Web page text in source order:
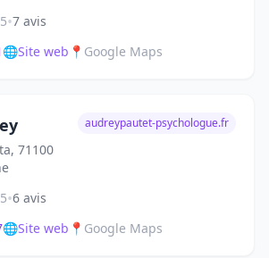
•7 avis
🌐Site web 📍 Google Maps
71100
audreypautet-psychologue.fr
•6 avis
🌐Site web 📍 Google Maps